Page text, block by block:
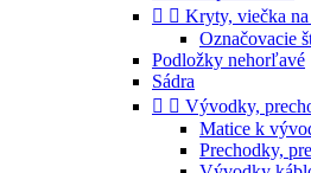
  Kryty, viečka
Označovacie
Podložky nehorľavé
Sádra
  Vývodky,
Matice k
Prechodky,